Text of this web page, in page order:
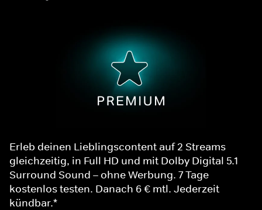
Erleb deinen Lieblingscontent auf 2 Streams
gleichzeitig, in Full HD und mit Dolby Digital 5.1
Surround Sound – ohne Werbung. 7 Tage
kostenlos testen. Danach 6 € mtl. Jederzeit
kündbar.*